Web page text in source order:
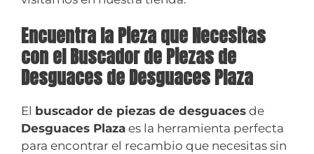
Encuentra la Pieza que Necesitas
con el Buscador de Piezas de
Desguaces de Desguaces Plaza
El buscador de piezas de desguaces de
Desguaces Plaza es la herramienta perfecta
para encontrar el recambio que necesitas sin